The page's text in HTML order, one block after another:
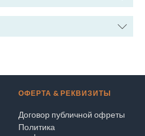
ОФЕРТА & РЕКВИЗИТЫ
Договор публичной офреты
Политика